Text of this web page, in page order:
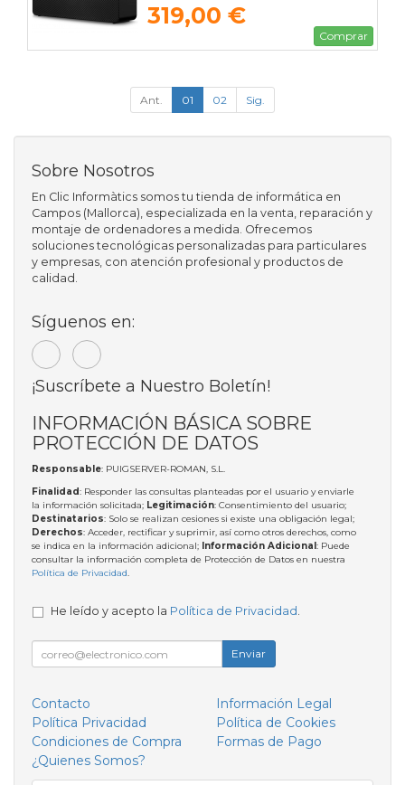
319,00 €
Comprar
Ant. 01 02 Sig.
Sobre Nosotros
En Clic Informàtics somos tu tienda de informática en
Campos (Mallorca), especializada en la venta, reparación y
montaje de ordenadores a medida. Ofrecemos
soluciones tecnológicas personalizadas para particulares
y empresas, con atención profesional y productos de
calidad.
Síguenos en:
¡Suscríbete a Nuestro Boletín!
INFORMACIÓN BÁSICA SOBRE
PROTECCIÓN DE DATOS
Responsable: PUIGSERVER-ROMAN, S.L.
Finalidad: Responder las consultas planteadas por el usuario y enviarle
la información solicitada; Legitimación: Consentimiento del usuario;
Destinatarios: Solo se realizan cesiones si existe una obligación legal;
Derechos: Acceder, rectificar y suprimir, así como otros derechos, como
se indica en la información adicional; Información Adicional : Puede
consultar la información completa de Protección de Datos en nuestra
Política de Privacidad.
He leído y acepto la Política de Privacidad .
Enviar
Contacto
Información Legal
Política Privacidad
Política de Cookies
Condiciones de Compra
Formas de Pago
¿Quienes Somos?